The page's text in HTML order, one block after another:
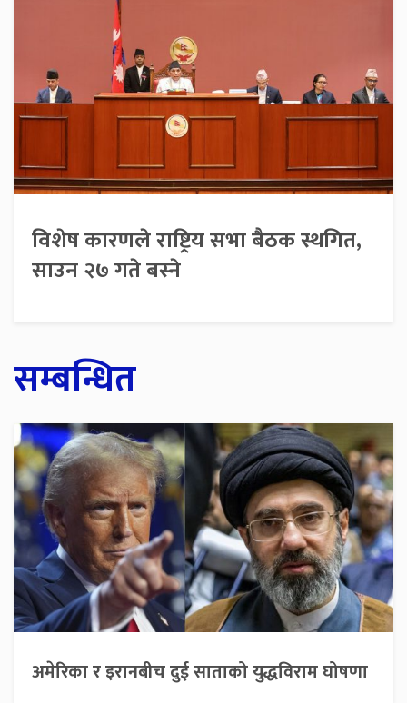
विशेष कारणले राष्ट्रिय सभा बैठक स्थगित,
साउन २७ गते बस्ने
सम्बन्धित
अमेरिका र इरानबीच दुई साताको युद्धविराम घोषणा